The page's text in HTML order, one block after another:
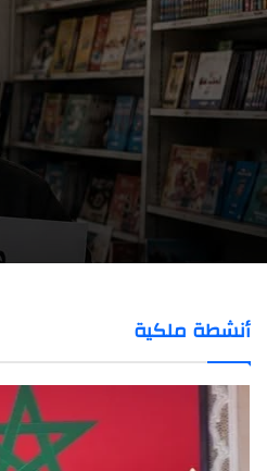
أنشطة ملكية